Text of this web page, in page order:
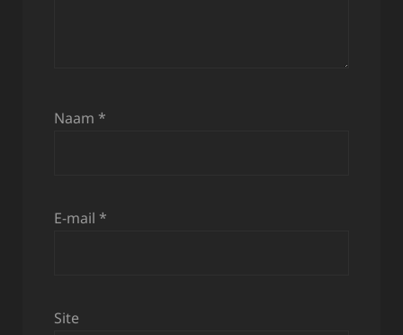
Naam *
E-mail *
Site